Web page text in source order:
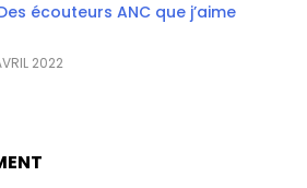
écouteurs ANC que j’aime
2022